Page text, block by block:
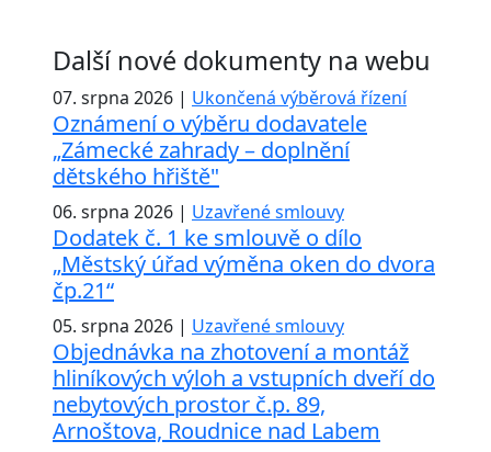
Další nové dokumenty na webu
07. srpna 2026 | Ukončená výběrová řízení
Oznámení o výběru dodavatele
„Zámecké zahrady – doplnění
dětského hřiště"
06. srpna 2026 | Uzavřené smlouvy
Dodatek č. 1 ke smlouvě o dílo
„Městský úřad výměna oken do dvora
čp.21“
05. srpna 2026 | Uzavřené smlouvy
Objednávka na zhotovení a montáž
hliníkových výloh a vstupních dveří do
nebytových prostor č.p. 89,
Arnoštova, Roudnice nad Labem